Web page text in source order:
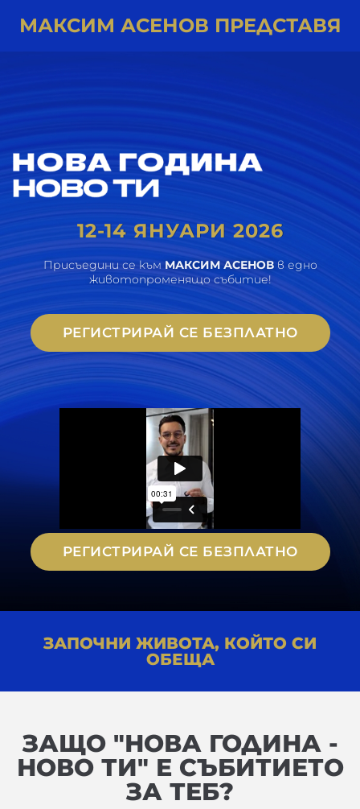
МАКСИМ АСЕНОВ ПРЕДСТАВЯ
12-14 ЯНУАРИ 2026
Присъедини се към МАКСИМ АСЕНОВв едно
животопроменящо събитие!
РЕГИСТРИРАЙ СЕ БЕЗПЛАТНО
РЕГИСТРИРАЙ СЕ БЕЗПЛАТНО
ЗАПОЧНИ ЖИВОТА, КОЙТО СИ
ОБЕЩА
ЗАЩО "НОВА ГОДИНА -
НОВО ТИ" Е СЪБИТИЕТО
ЗА ТЕБ?